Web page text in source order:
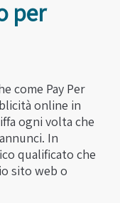
per
come Pay Per
online in
ogni volta che
In
qualificato che
sito web o